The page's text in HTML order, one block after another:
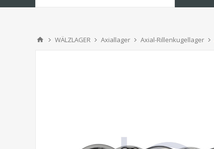
WÄLZLAGER Axiallager Axial-Rillenkugellager